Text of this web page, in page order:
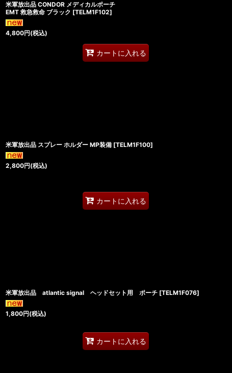
米軍放出品 CONDOR メディカルポーチ
EMT 救急救命 ブラック [TELM1F102]
4,800円(税込)
カートに入れる
米軍放出品 スプレー ホルダー MP装備 [TELM1F100]
2,800円(税込)
カートに入れる
米軍放出品 atlantic signal ヘッドセット用 ポーチ [TELM1F076]
1,800円(税込)
カートに入れる